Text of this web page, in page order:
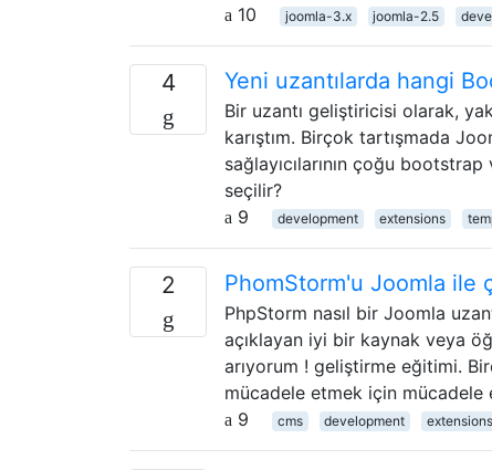
10
joomla-3.x joomla-2.5
4 Yeni uzantılarda hangi
Bir uzantı geliştiricisi olarak,
karıştım. Birçok tartışmada
sağlayıcılarının çoğu
seçilir?
9
development extensions
2 PhomStorm'u Joomla ile
PhpStorm nasıl bir Joomla
açıklayan iyi bir kaynak veya
arıyorum ! geliştirme eğitimi.
mücadele etmek için mücadele
9
cms development extensions